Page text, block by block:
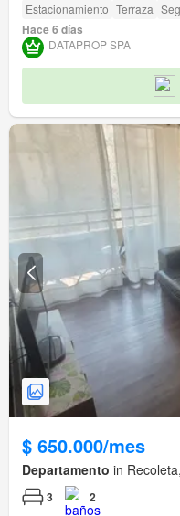
Estacionamiento Terraza
Hace 6 días
DATAPROP SPA
$ 650.000/mes
Departamento in
3
2